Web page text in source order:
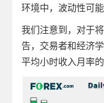
环境中，波动性可能
我们注意到，对于
告，交易者和经济
平均小时收入月率